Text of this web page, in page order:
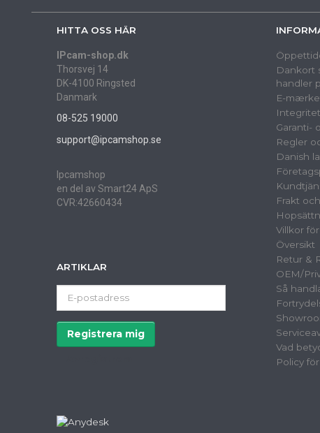
HITTA OSS HÄR
IPcam-shop.dk
Thorsvej 14
DK-4100 Ringsted
Danmark
08-525 19000
support@ipcamshop.se
Ipcamshop
en del av Smart24 ApS
CVR:42660434
ARTIKLAR
postadress
Registrera mig
Dankort
handler
E-
Integritet
Garanti-
Regler
Danish
Frakt
Villkor
Översikt
Retur &
OEM/
Så
Vad
Policy